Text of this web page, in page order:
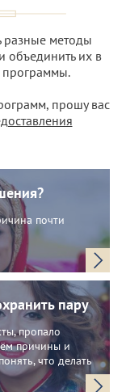
методы
объединить их в
программы.
прошу вас
почти
пару
пропало
причины и
что делать